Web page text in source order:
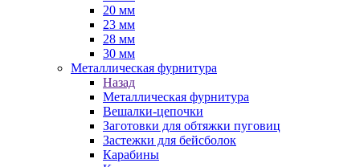
20 мм
23 мм
28 мм
30 мм
Металлическая фурнитура
Назад
Металлическая фурнитура
Вешалки-цепочки
Заготовки для обтяжки пуговиц
Застежки для бейсболок
Карабины